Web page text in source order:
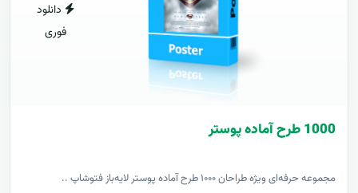
دانلود
فوری
1000 طرح آماده پوستر
مجموعه حرفه‌ای ویژه طراحان ۱۰۰۰ طرح آماده پوستر لایه‌باز فتوشاپ ..